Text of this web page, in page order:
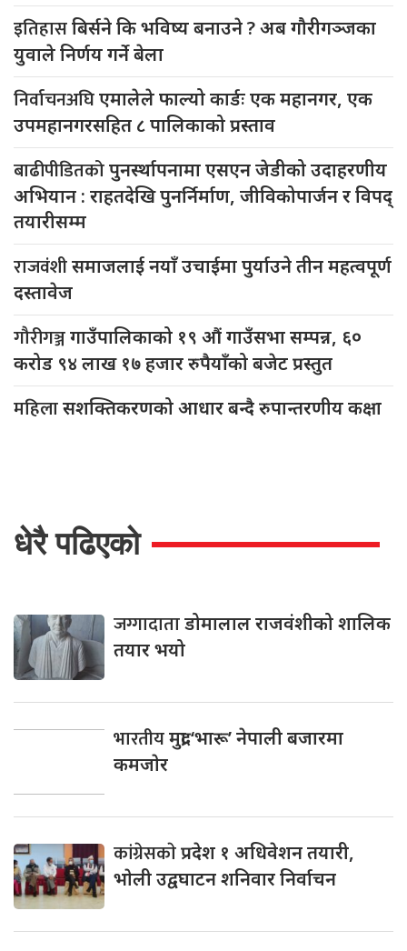
इतिहासबिर्सने कि भविष्य बनाउने ? अब गौरीगञ्जका
युवाले निर्णय गर्ने बेला
निर्वाचनअघिएमालेले फाल्यो कार्डः एक महानगर, एक
उपमहानगरसहित ८ पालिकाको प्रस्ताव
बाढीपीडितकोपुनर्स्थापनामा एसएन जेडीको उदाहरणीय
अभियान : राहतदेखि पुनर्निर्माण, जीविकोपार्जन र विपद्
तयारीसम्म
राजवंशीसमाजलाई नयाँ उचाईमा पुर्याउने तीन महत्वपूर्ण
दस्तावेज
गौरीगञ्जगाउँपालिकाको १९ औं गाउँसभा सम्पन्न, ६०
करोड ९४ लाख १७ हजार रुपैयाँको बजेट प्रस्तुत
महिलासशक्तिकरणको आधार बन्दै रुपान्तरणीय कक्षा
धेरै पढिएको
जग्गादाताडोमालाल राजवंशीको शालिक
तयार भयो
भारतीयमुद्रा ‘भारू’ नेपाली बजारमा
कमजाेर
कांग्रेसकाेप्रदेश १ अधिवेशन तयारी,
भाेली उद्वघाटन शनिवार निर्वाचन